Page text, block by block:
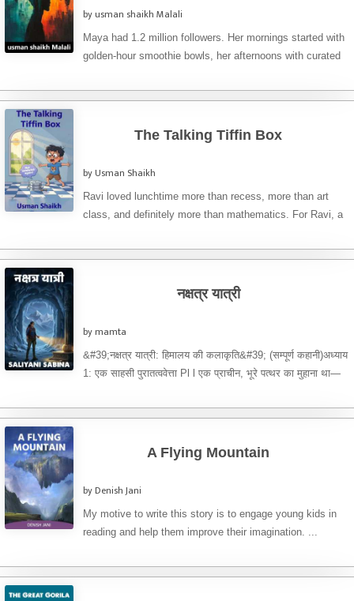
by usman shaikh Malali
Maya had 1.2 million followers. Her mornings started with
golden-hour smoothie bowls, her afternoons with curated
The Talking Tiffin Box
by Usman Shaikh
Ravi loved lunchtime more than recess, more than art
class, and definitely more than mathematics. For Ravi, a
​नक्षत्र यात्री
by mamta
&#39;नक्षत्र यात्री: हिमालय की कलाकृति&#39; (सम्पूर्ण कहानी)​अध्याय
1: एक साहसी पुरातत्ववेत्ता Pl l एक प्राचीन, भूरे पत्थर का मुहाना था—
A Flying Mountain
by Denish Jani
My motive to write this story is to engage young kids in
reading and help them improve their imagination. ...